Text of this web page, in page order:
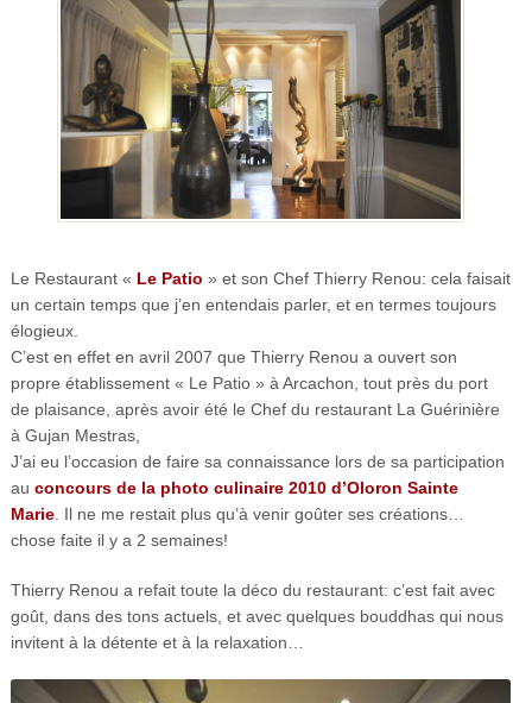
Le Restaurant « Le Patio » et son Chef Thierry Renou: cela faisait
un certain temps que j’en entendais parler, et en termes toujours
élogieux.
C’est en effet en avril 2007 que Thierry Renou a ouvert son
propre établissement « Le Patio » à Arcachon, tout près du port
de plaisance, après avoir été le Chef du restaurant La Guérinière
à Gujan Mestras,
J’ai eu l’occasion de faire sa connaissance lors de sa participation
au concours de la photo culinaire 2010 d’Oloron Sainte
Marie. Il ne me restait plus qu’à venir goûter ses créations…
chose faite il y a 2 semaines!
Thierry Renou a refait toute la déco du restaurant: c’est fait avec
goût, dans des tons actuels, et avec quelques bouddhas qui nous
invitent à la détente et à la relaxation…